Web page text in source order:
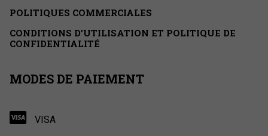
POLITIQUES COMMERCIALES
CONDITIONS D’UTILISATION ET POLITIQUE DE
CONFIDENTIALITÉ
MODES DE PAIEMENT
VISA